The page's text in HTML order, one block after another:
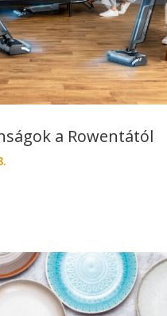
a Rowentától